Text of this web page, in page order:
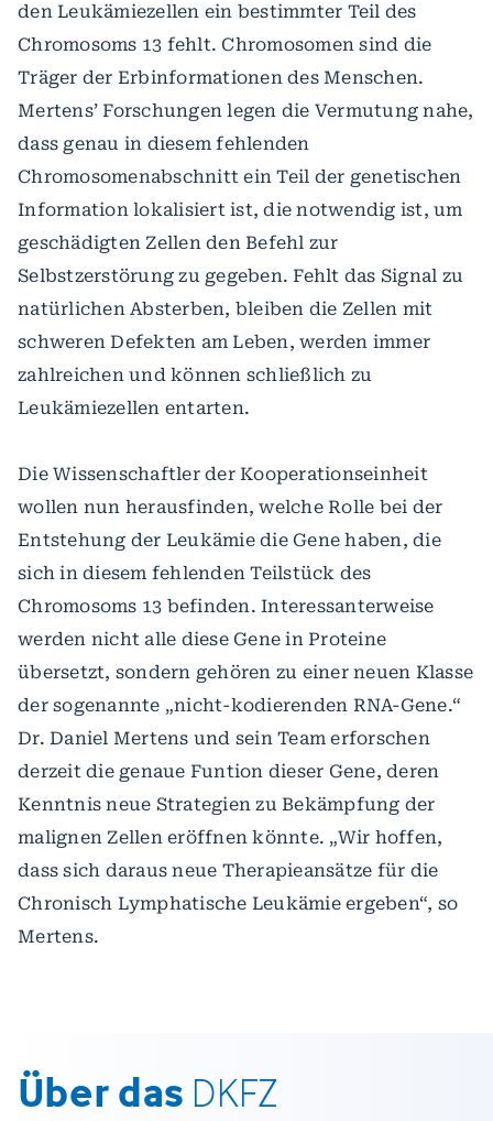
den Leukämiezellen ein bestimmter Teil des
Chromosoms 13 fehlt. Chromosomen sind die
Träger der Erbinformationen des Menschen.
Mertens’ Forschungen legen die Vermutung nahe,
dass genau in diesem fehlenden
Chromosomenabschnitt ein Teil der genetischen
Information lokalisiert ist, die notwendig ist, um
geschädigten Zellen den Befehl zur
Selbstzerstörung zu gegeben. Fehlt das Signal zu
natürlichen Absterben, bleiben die Zellen mit
schweren Defekten am Leben, werden immer
zahlreichen und können schließlich zu
Leukämiezellen entarten.
Die Wissenschaftler der Kooperationseinheit
wollen nun herausfinden, welche Rolle bei der
Entstehung der Leukämie die Gene haben, die
sich in diesem fehlenden Teilstück des
Chromosoms 13 befinden. Interessanterweise
werden nicht alle diese Gene in Proteine
übersetzt, sondern gehören zu einer neuen Klasse
der sogenannte „nicht-kodierenden RNA-Gene.“
Dr. Daniel Mertens und sein Team erforschen
derzeit die genaue Funtion dieser Gene, deren
Kenntnis neue Strategien zu Bekämpfung der
malignen Zellen eröffnen könnte. „Wir hoffen,
dass sich daraus neue Therapieansätze für die
Chronisch Lymphatische Leukämie ergeben“, so
Mertens.
Über das DKFZ